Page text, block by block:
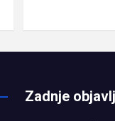
Zadnje